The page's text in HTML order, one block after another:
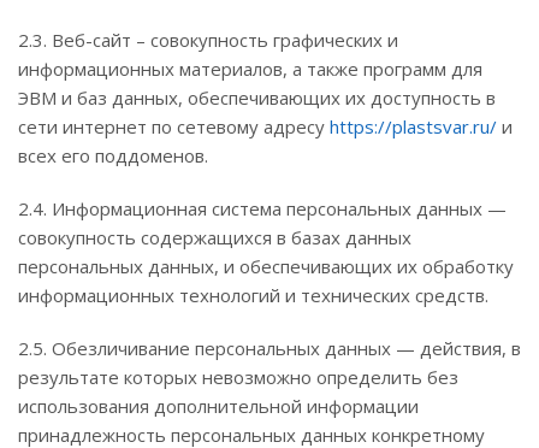
2.3. Веб-сайт – совокупность графических и
информационных материалов, а также программ для
ЭВМ и баз данных, обеспечивающих их доступность в
сети интернет по сетевому адресу https://plastsvar.ru/ и
всех его поддоменов.
2.4. Информационная система персональных данных —
совокупность содержащихся в базах данных
персональных данных, и обеспечивающих их обработку
информационных технологий и технических средств.
2.5. Обезличивание персональных данных — действия, в
результате которых невозможно определить без
использования дополнительной информации
принадлежность персональных данных конкретному